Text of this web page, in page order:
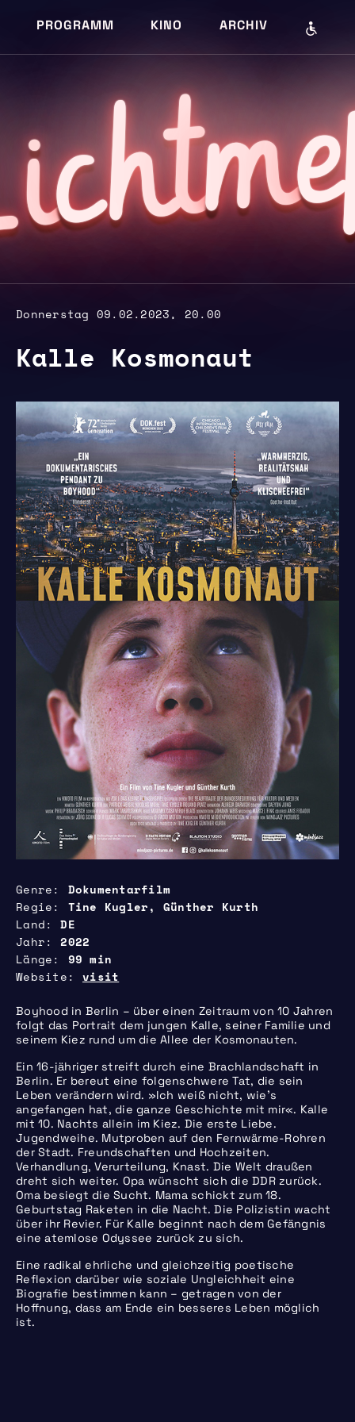
PROGRAMM KINO ARCHIV
ichtm
Donnerstag 09.02.2023, 20.00
Kalle Kosmonaut
Genre
Dokumentarfilm
Regie
Tine Kugler, Günther Kurth
Land
DE
Jahr
2022
Länge
99 min
Website
visit
Boyhood in Berlin – über einen Zeitraum von 10 Jahren
folgt das Portrait dem jungen Kalle, seiner Familie und
seinem Kiez rund um die Allee der Kosmonauten.
Ein 16-jähriger streift durch eine Brachlandschaft in
Berlin. Er bereut eine folgenschwere Tat, die sein
Leben verändern wird. »Ich weiß nicht, wie’s
angefangen hat, die ganze Geschichte mit mir«. Kalle
mit 10. Nachts allein im Kiez. Die erste Liebe.
Jugendweihe. Mutproben auf den Fernwärme-Rohren
der Stadt. Freundschaften und Hochzeiten.
Verhandlung, Verurteilung, Knast. Die Welt draußen
dreht sich weiter. Opa wünscht sich die DDR zurück.
Oma besiegt die Sucht. Mama schickt zum 18.
Geburtstag Raketen in die Nacht. Die Polizistin wacht
über ihr Revier. Für Kalle beginnt nach dem Gefängnis
eine atemlose Odyssee zurück zu sich.
Eine radikal ehrliche und gleichzeitig poetische
Reflexion darüber wie soziale Ungleichheit eine
Biografie bestimmen kann – getragen von der
Hoffnung, dass am Ende ein besseres Leben möglich
ist.